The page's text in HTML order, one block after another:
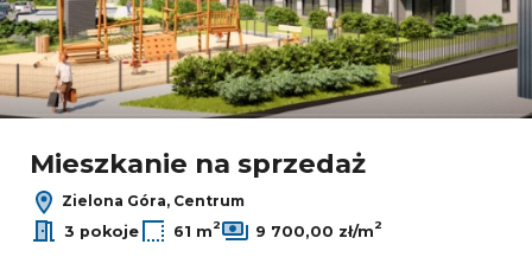
Mieszkanie na sprzedaż
Zielona Góra, Centrum
3 pokoje
61 m2 9 700,00 zł/m2